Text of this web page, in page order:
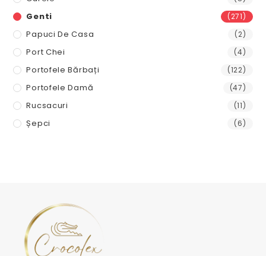
Genti (271)
Papuci De Casa (2)
Port Chei (4)
Portofele Bărbați (122)
Portofele Damă (47)
Rucsacuri (11)
Șepci (6)